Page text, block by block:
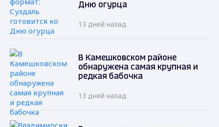
Дню огурца
13 дней назад
В Камешковском районе
обнаружена самая крупная и
редкая бабочка
13 дней назад